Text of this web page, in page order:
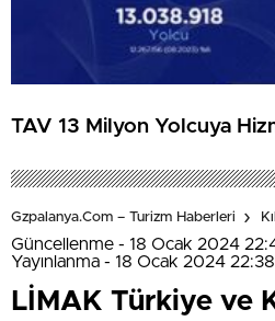
TAV 13 Milyon Yolcuya
Gzpalanya.com – Turizm Haberleri
Güncellenme - 18 Ocak 2024
Yayınlanma - 18 Ocak 2024 22:38
LİMAK Türkiye ve